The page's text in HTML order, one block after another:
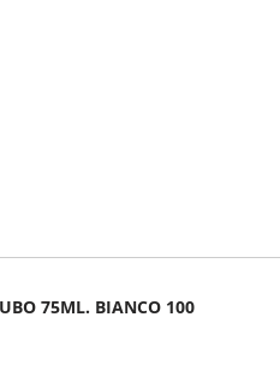
75ML. BIANCO 100